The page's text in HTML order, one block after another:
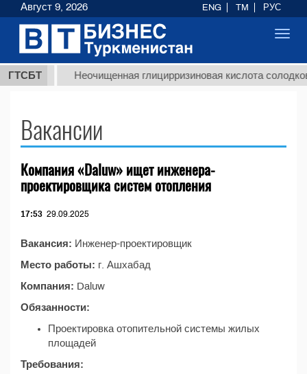
ГТСБТ
ТМТ Неочищенная глицирризиновая кислота
Вакансии
Компания «Daluw» ищет инженера-
проектировщика систем отопления
17:53 29.09.2025
Вакансия: Инженер-проектировщик
Место работы: г. Ашхабад
Компания: Daluw
Обязанности:
Проектировка отопительной системы жилых
площадей
Требования:
Август 9, 2026 ENG TM РУС